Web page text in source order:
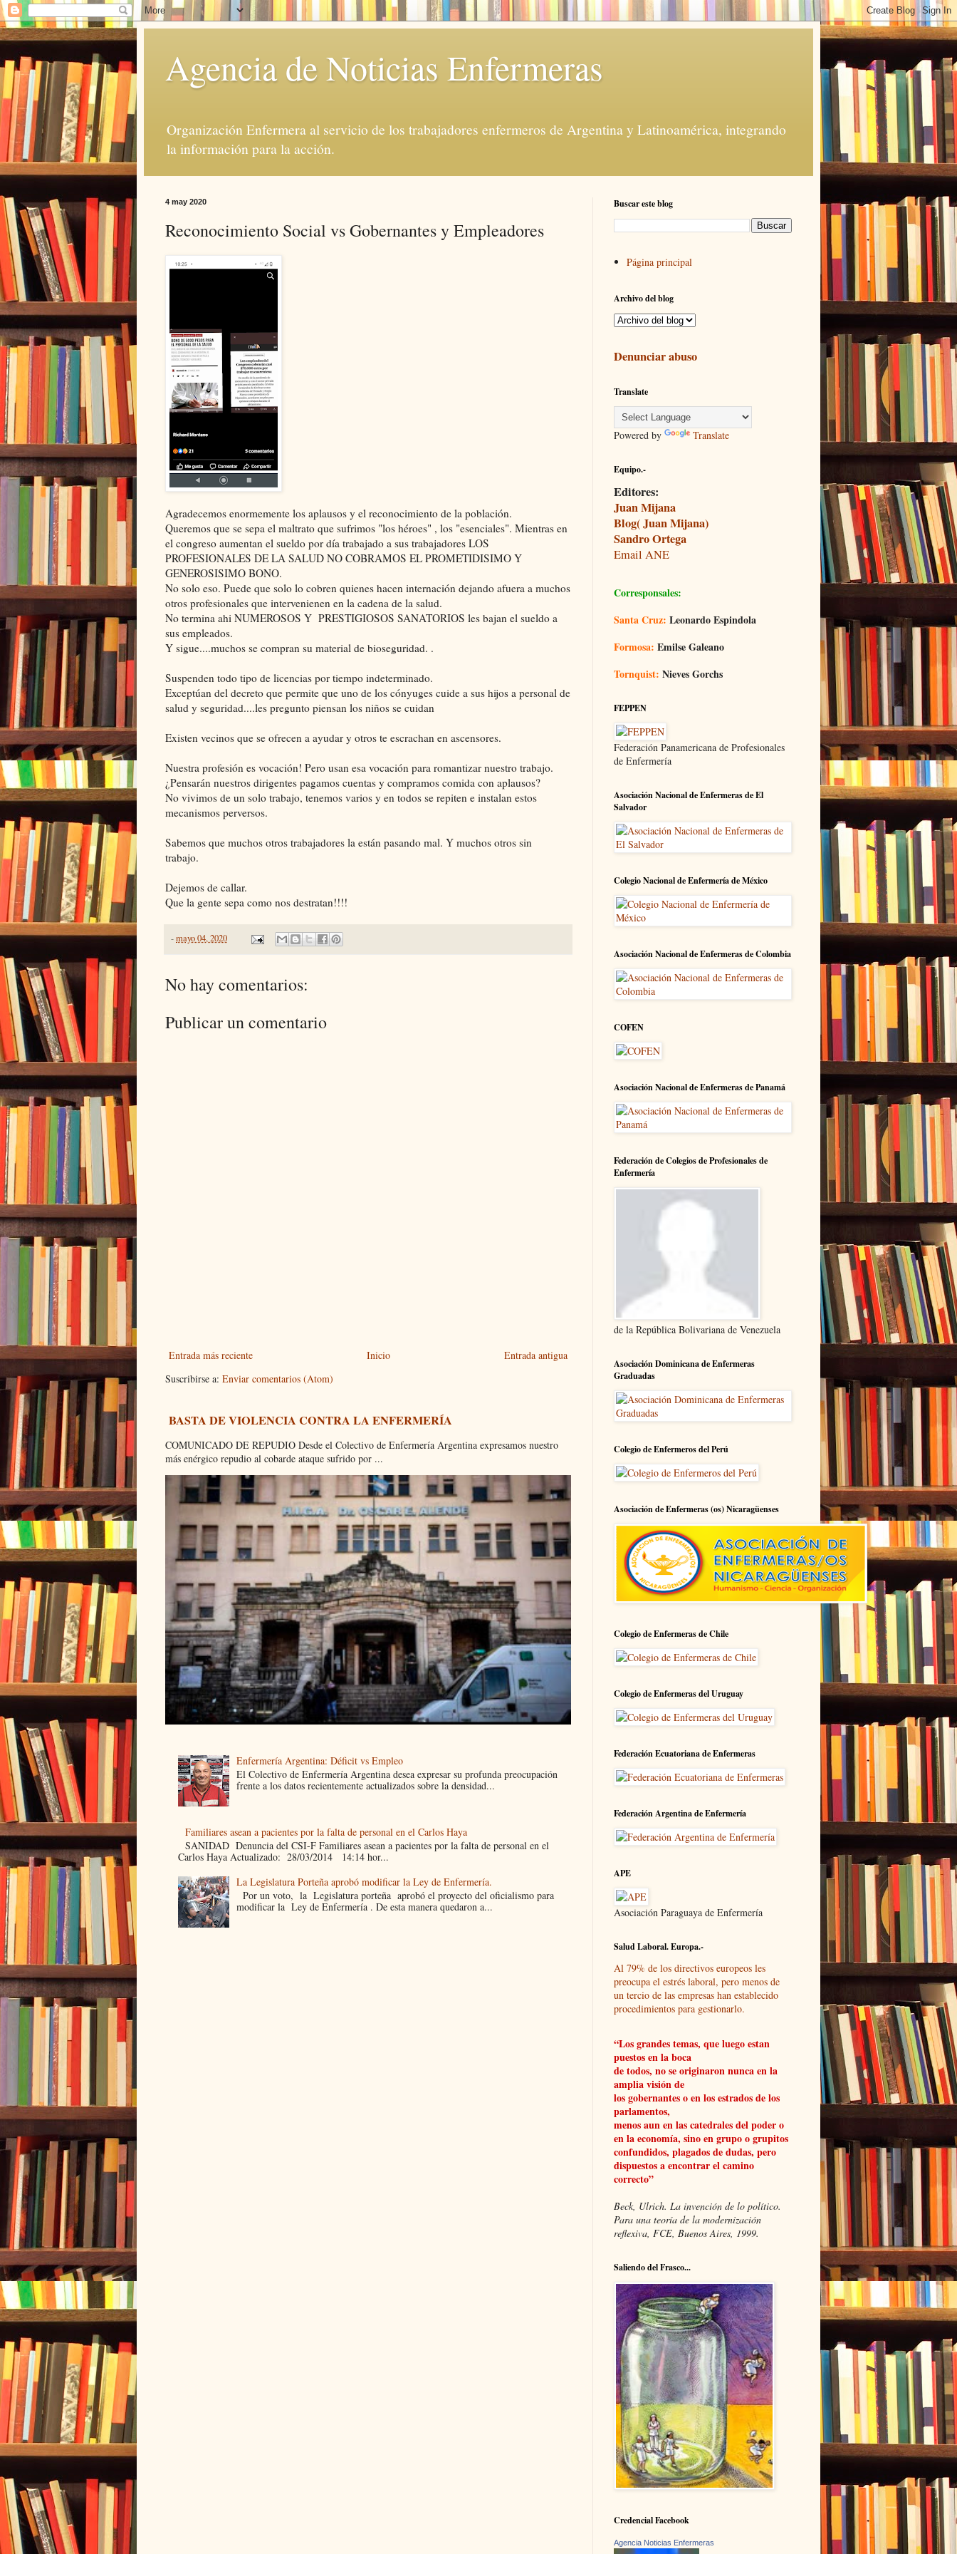
Agencia de Noticias Enfermeras
Organización Enfermera al servicio de los trabajadores enfermeros de Argentina y Latinoamérica, integrando
la información para la acción.
4 may 2020
Reconocimiento Social vs Gobernantes y Empleadores
Agradecemos enormemente los aplausos y el reconocimiento de la población.
Queremos que se sepa el maltrato que sufrimos "los héroes" , los "esenciales". Mientras en
el congreso aumentan el sueldo por día trabajado a sus trabajadores LOS
PROFESIONALES DE LA SALUD NO COBRAMOS EL PROMETIDISIMO Y
GENEROSISIMO BONO.
No solo eso. Puede que solo lo cobren quienes hacen internación dejando afuera a muchos
otros profesionales que intervenienen en la cadena de la salud.
No termina ahi NUMEROSOS Y PRESTIGIOSOS SANATORIOS les bajan el sueldo a
sus empleados.
Y sigue....muchos se compran su material de bioseguridad. .
Suspenden todo tipo de licencias por tiempo indeterminado.
Exceptúan del decreto que permite que uno de los cónyuges cuide a sus hijos a personal de
salud y seguridad....les pregunto piensan los niños se cuidan
Existen vecinos que se ofrecen a ayudar y otros te escrachan en ascensores.
Nuestra profesión es vocación! Pero usan esa vocación para romantizar nuestro trabajo.
¿Pensarán nuestros dirigentes pagamos cuentas y compramos comida con aplausos?
No vivimos de un solo trabajo, tenemos varios y en todos se repiten e instalan estos
mecanismos perversos.
Sabemos que muchos otros trabajadores la están pasando mal. Y muchos otros sin
trabajo.
Dejemos de callar.
Que la gente sepa como nos destratan!!!!
-mayo 04, 2020
No hay comentarios:
Publicar un comentario
Entrada más reciente Entrada antigua
Inicio
Suscribirse a: Enviar comentarios (Atom)
BASTA DE VIOLENCIA CONTRA LA ENFERMERÍA
COMUNICADO DE REPUDIO Desde el Colectivo de Enfermería Argentina expresamos nuestro
más enérgico repudio al cobarde ataque sufrido por ...
Enfermería Argentina: Déficit vs Empleo
El Colectivo de Enfermería Argentina desea expresar su profunda preocupación
frente a los datos recientemente actualizados sobre la densidad...
Familiares asean a pacientes por la falta de personal en el Carlos Haya
SANIDAD Denuncia del CSI-F Familiares asean a pacientes por la falta de personal en el
Carlos Haya Actualizado: 28/03/2014 14:14 hor...
La Legislatura Porteña aprobó modificar la Ley de Enfermería.
Por un voto, la Legislatura porteña aprobó el proyecto del oficialismo para
modificar la Ley de Enfermería . De esta manera quedaron a...
Buscar este blog
Página principal
Archivo del blog
Denunciar abuso
Translate
Powered by Translate
Equipo.-
Editores:
Juan Mijana
Blog( Juan Mijana)
Sandro Ortega
Email ANE
Corresponsales:
Santa Cruz: Leonardo Espindola
Formosa: Emilse Galeano
Tornquist: Nieves Gorchs
FEPPEN
Federación Panamericana de Profesionales
de Enfermería
Asociación Nacional de Enfermeras de El
Salvador
Colegio Nacional de Enfermería de México
Asociación Nacional de Enfermeras de Colombia
COFEN
Asociación Nacional de Enfermeras de Panamá
Federación de Colegios de Profesionales de
Enfermería
de la República Bolivariana de Venezuela
Asociación Dominicana de Enfermeras
Graduadas
Colegio de Enfermeros del Perú
Asociación de Enfermeras (os) Nicaragüenses
Colegio de Enfermeras de Chile
Colegio de Enfermeras del Uruguay
Federación Ecuatoriana de Enfermeras
Federación Argentina de Enfermería
APE
Asociación Paraguaya de Enfermería
Salud Laboral. Europa.-
Al 79% de los directivos europeos les
preocupa el estrés laboral, pero menos de
un tercio de las empresas han establecido
procedimientos para gestionarlo.
“Los grandes temas, que luego estan
puestos en la boca
de todos, no se originaron nunca en la
amplia visión de
los gobernantes o en los estrados de los
parlamentos,
menos aun en las catedrales del poder o
en la economía, sino en grupo o grupitos
confundidos, plagados de dudas, pero
dispuestos a encontrar el camino
correcto”
Beck, Ulrich. La invención de lo político.
Para una teoría de la modernización
reflexiva, FCE, Buenos Aires, 1999.
Saliendo del Frasco...
Credencial Facebook
Agencia Noticias Enfermeras